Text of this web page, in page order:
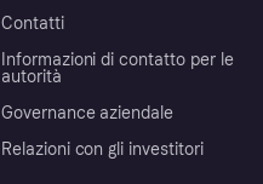
Contatti
Informazioni di contatto per le
autorità
Governance aziendale
Relazioni con gli investitori